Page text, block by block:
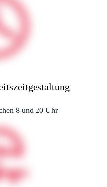
8 und 20 Uhr